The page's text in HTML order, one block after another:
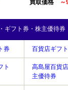
買取価格
ギフト券・株主優待券
券 百貨店ギフ
ト
高島屋百貨
主優待券